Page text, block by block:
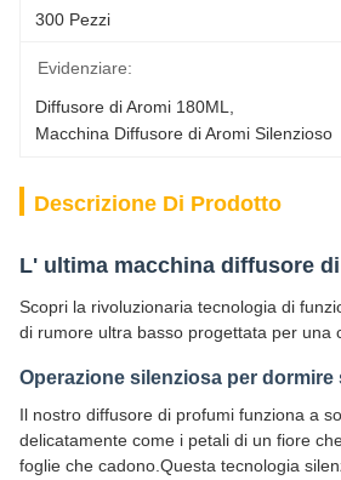
300 Pezzi
Evidenziare:
Diffusore di Aromi 180ML
Macchina Diffusore di Aromi Silenzioso
Descrizione Di Prodotto
L' ultima macchina diffusore
Scopri la rivoluzionaria tecnologia di
di rumore ultra basso progettata per una
Operazione silenziosa per
Il nostro diffusore di profumi funziona a
delicatamente come i petali di un fiore
foglie che cadono.Questa tecnologia